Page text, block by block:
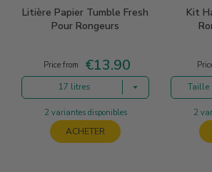
Litière Papier Tumble Fresh
Pour Rongeurs
Price from Price
€13.90
17 litres
2 variantes disponibles
ACHETER
Kit
Taille
2